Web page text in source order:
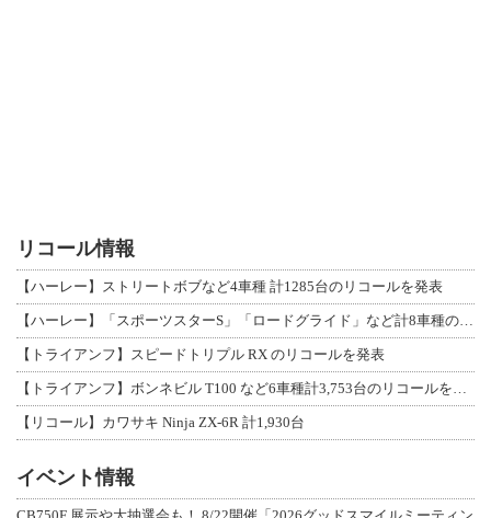
リコール情報
【ハーレー】ストリートボブなど4車種 計1285台のリコールを発表
【トライアンフ】スピードトリプル RX のリコールを発表
【リコール】カワサキ Ninja ZX-6R 計1,930台
イベント情報